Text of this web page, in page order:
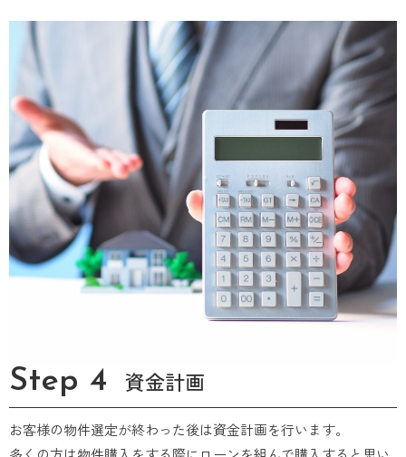
Step 4 資金計画
お客様の物件選定が終わった後は資金計画を行います。